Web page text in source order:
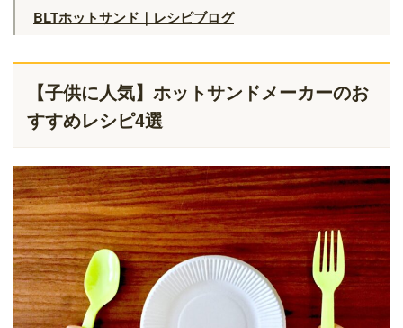
BLTホットサンド｜レシピブログ
【子供に人気】ホットサンドメーカーのお
すすめレシピ4選